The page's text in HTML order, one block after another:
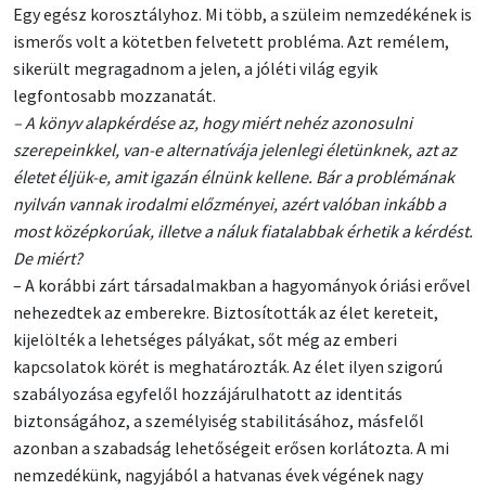
Egy egész korosztályhoz. Mi több, a szüleim nemzedékének is
ismerős volt a kötetben felvetett probléma. Azt remélem,
sikerült megragadnom a jelen, a jóléti világ egyik
legfontosabb mozzanatát.
– A könyv alapkérdése az, hogy miért nehéz azonosulni
szerepeinkkel, van-e alternatívája jelenlegi életünknek, azt az
életet éljük-e, amit igazán élnünk kellene. Bár a problémának
nyilván vannak irodalmi előzményei, azért valóban inkább a
most középkorúak, illetve a náluk fiatalabbak érhetik a kérdést.
De miért?
– A korábbi zárt társadalmakban a hagyományok óriási erővel
nehezedtek az emberekre. Biztosították az élet kereteit,
kijelölték a lehetséges pályákat, sőt még az emberi
kapcsolatok körét is meghatározták. Az élet ilyen szigorú
szabályozása egyfelől hozzájárulhatott az identitás
biztonságához, a személyiség stabilitásához, másfelől
azonban a szabadság lehetőségeit erősen korlátozta. A mi
nemzedékünk, nagyjából a hatvanas évek végének nagy